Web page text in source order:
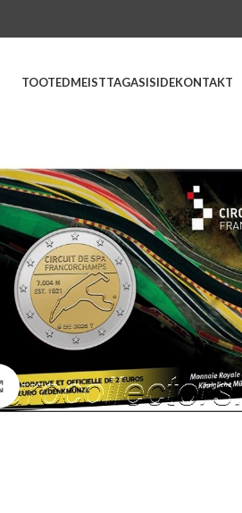
TOOTEDMEISTTAGASISIDEKONTAKT
Suurenda